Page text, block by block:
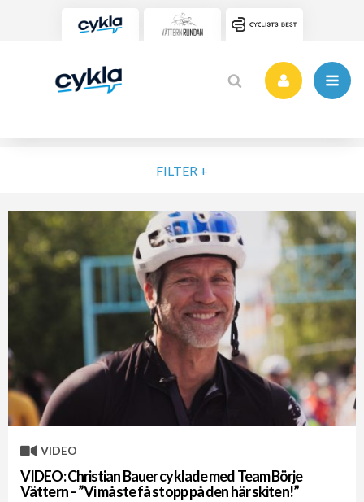
FILTER +
ELIT MOTION NYBÖRJARE
VARDAG
POPULÄRA TAGGAR
Cykelveckan 2025
Cykelveckan 2026
Cykelveckan 2019
Vätternrundan 2016
Cykelveckan 2023
Vätternrundan
How-To-Filmer
Vätternrundan 315 Km 2026
Vätternrundan 300 Km 2018
SORTERA PÅ
RENSA
VIDEO
VIDEO: Christian Bauer cyklade med Team Börje
Vättern – ”Vi måste få stopp på den här skiten!”